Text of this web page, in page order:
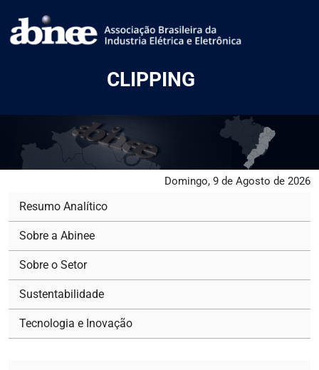
CLIPPING
Domingo, 9 de Agosto de 2026
Resumo Analítico
Sobre a Abinee
Sobre o Setor
Sustentabilidade
Tecnologia e Inovação